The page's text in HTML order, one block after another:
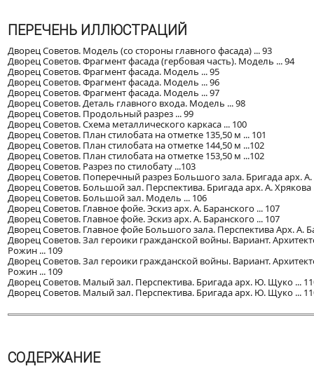
ПЕРЕЧЕНЬ ИЛЛЮСТРАЦИЙ
Дворец Советов. Модель (со стороны главного фасада) ... 93
Дворец Советов. Фрагмент фасада (гербовая часть). Модель ... 94
Дворец Советов. Фрагмент фасада. Модель ... 95
Дворец Советов. Фрагмент фасада. Модель ... 96
Дворец Советов. Фрагмент фасада. Модель ... 97
Дворец Советов. Деталь главного входа. Модель ... 98
Дворец Советов. Продольный разрез ... 99
Дворец Советов. Схема металлического каркаса ... 100
Дворец Советов. План стилобата на отметке 135,50 м ... 101
Дворец Советов. План стилобата на отметке 144,50 м ...102
Дворец Советов. План стилобата на отметке 153,50 м ...102
Дворец Советов. Разрез по стилобату ...103
Дворец Советов. Поперечный разрез Большого зала. Бригада арх. А.
Дворец Советов. Большой зал. Перспектива. Бригада арх. А. Хрякова
Дворец Советов. Большой зал. Модель ... 106
Дворец Советов. Главное фойе. Эскиз арх. А. Баранского ... 107
Дворец Советов. Главное фойе. Эскиз арх. А. Баранского ... 107
Дворец Советов. Главное фойе Большого зала. Перспектива Арх. А.
Дворец Советов. Зал героики гражданской войны. Вариант.
Рожин ... 109
Дворец Советов. Зал героики гражданской войны. Вариант.
Рожин ... 109
Дворец Советов. Малый зал. Перспектива. Бригада арх. Ю. Щуко ...
Дворец Советов. Малый зал. Перспектива. Бригада арх. Ю. Щуко ...
СОДЕРЖАНИЕ